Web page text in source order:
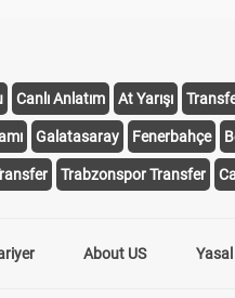
Canlı Anlatım At Yarışı
Galatasaray Fenerbahçe
Trabzonspor Transfer
About US Yasal